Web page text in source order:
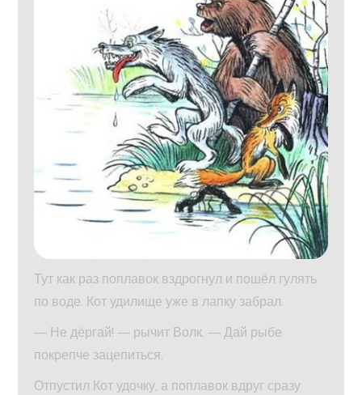
Тут как раз поплавок вздрогнул и пошёл гулять
по воде. Кот удилище уже в лапку забрал.
— Не дёргай! — рычит Волк. — Дай рыбе
покрепче зацепиться.
Отпустил Кот удочку, а поплавок вдруг сразу